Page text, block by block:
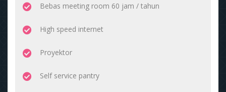
Bebas meeting room 60 jam / tahun
High speed internet
Proyektor
Self service pantry